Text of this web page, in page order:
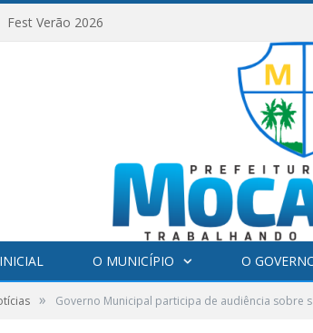
Fest Verão 2026
O MUNICÍPIO O
» Governo Municipal participa de audiência sobre